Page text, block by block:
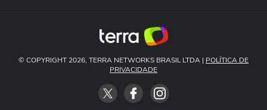
© COPYRIGHT 2026, TERRA NETWORKS BRASIL LTDA | POLÍTICA DE
PRIVACIDADE